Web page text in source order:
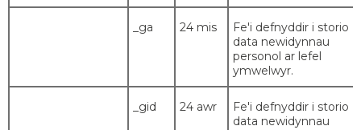
_ga 24 mis
Fe'i defnyddir i storio
data newidynnau
personol ar lefel
ymwelwyr.
_gid 24 awr
Fe'i defnyddir i storio
data newidynnau